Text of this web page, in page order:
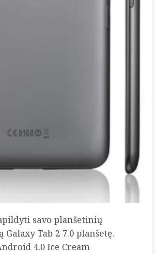
savo planšetinių
Tab 2 7.0 planšetę.
4.0 Ice Cream